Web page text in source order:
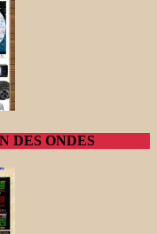
DES ONDES